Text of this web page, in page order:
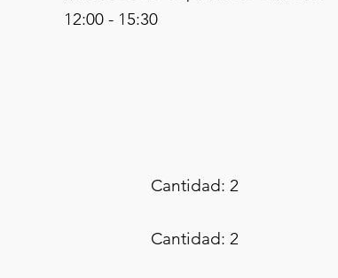
12:00 - 15:30
Cantidad: 2
Cantidad: 2